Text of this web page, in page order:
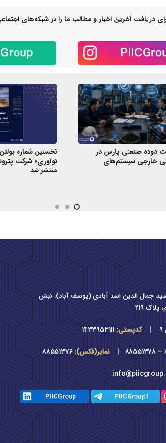
دریافت آخرین اخبار و مطالب ما را در شبکه‌های
دوده صنعتی پارس در
خارجی سیستم‌های
نخستین شماره
نوآوری» شرکت
منتشر شد
جمال الدین اسد آبادی (یوسف آباد)، نبش
219
| کدپستی:1433953111
نمابر(فکس):88551376